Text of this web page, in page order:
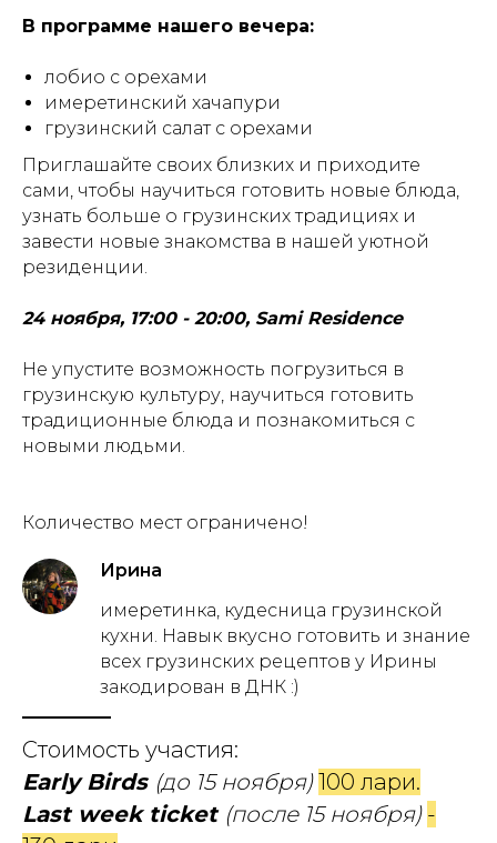
В программе нашего вечера:
лобио с орехами
имеретинский хачапури
грузинский салат с орехами
Приглашайте своих близких и приходите
сами, чтобы научиться готовить новые блюда,
узнать больше о грузинских традициях и
завести новые знакомства в нашей уютной
резиденции.
24 ноября, 17:00 - 20:00, Sami Residence
Не упустите возможность погрузиться в
грузинскую культуру, научиться готовить
традиционные блюда и познакомиться с
новыми людьми.
Количество мест ограничено!
Ирина
имеретинка, кудесница грузинской
кухни. Навык вкусно готовить и знание
всех грузинских рецептов у Ирины
закодирован в ДНК :)
Стоимость участия:
Early Birds (до 15 ноября)100 лари.
Last week ticket (после 15 ноября) -